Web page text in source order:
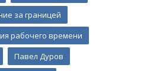
за границей
рабочего времени
Павел Дуров